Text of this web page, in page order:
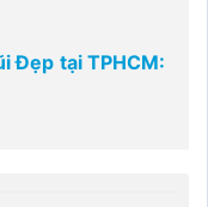
Đẹp tại TPHCM: